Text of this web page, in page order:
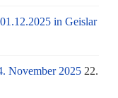
in Geislar
November 2025 22.